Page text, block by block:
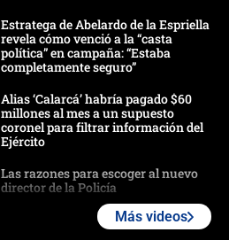
Estratega de Abelardo de la Espriella
revela cómo venció a la “casta
política” en campaña: “Estaba
completamente seguro”
Alias ‘Calarcá’ habría pagado $60
millones al mes a un supuesto
coronel para filtrar información del
Ejército
Las razones para escoger al nuevo
director de la Policía
Más videos